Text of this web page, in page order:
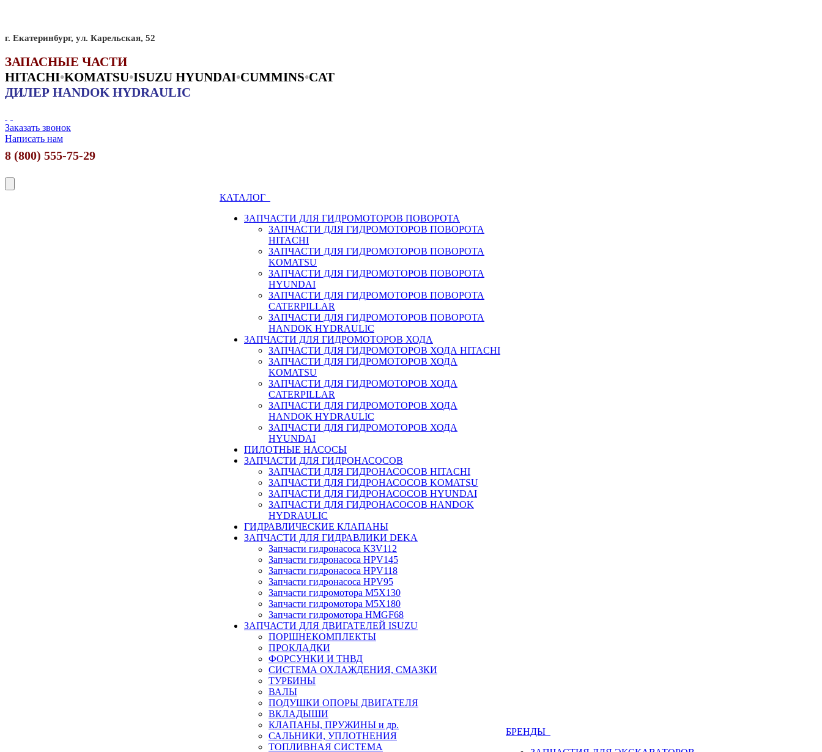
г. Екатеринбург, ул. Карельская, 52
ЗАПАСНЫЕ ЧАСТИ
HITACHI•KOMATSU•ISUZU HYUNDAI•CUMMINS•CAT
ДИЛЕР HANDOK HYDRAULIC
Заказать звонок
Написать нам
8 (800) 555-75-29
КАТАЛОГ
ЗАПЧАСТИ ДЛЯ ГИДРОМОТОРОВ ПОВОРОТА
ЗАПЧАСТИ ДЛЯ ГИДРОМОТОРОВ ПОВОРОТА
HITACHI
ЗАПЧАСТИ ДЛЯ ГИДРОМОТОРОВ ПОВОРОТА
KOMATSU
ЗАПЧАСТИ ДЛЯ ГИДРОМОТОРОВ ПОВОРОТА
HYUNDAI
ЗАПЧАСТИ ДЛЯ ГИДРОМОТОРОВ ПОВОРОТА
CATERPILLAR
ЗАПЧАСТИ ДЛЯ ГИДРОМОТОРОВ ПОВОРОТА
HANDOK HYDRAULIC
ЗАПЧАСТИ ДЛЯ ГИДРОМОТОРОВ ХОДА
ЗАПЧАСТИ ДЛЯ ГИДРОМОТОРОВ ХОДА HITACHI
ЗАПЧАСТИ ДЛЯ ГИДРОМОТОРОВ ХОДА
KOMATSU
ЗАПЧАСТИ ДЛЯ ГИДРОМОТОРОВ ХОДА
CATERPILLAR
ЗАПЧАСТИ ДЛЯ ГИДРОМОТОРОВ ХОДА
HANDOK HYDRAULIC
ЗАПЧАСТИ ДЛЯ ГИДРОМОТОРОВ ХОДА
HYUNDAI
ПИЛОТНЫЕ НАСОСЫ
ЗАПЧАСТИ ДЛЯ ГИДРОНАСОСОВ
ЗАПЧАСТИ ДЛЯ ГИДРОНАСОСОВ HITACHI
ЗАПЧАСТИ ДЛЯ ГИДРОНАСОСОВ KOMATSU
ЗАПЧАСТИ ДЛЯ ГИДРОНАСОСОВ HYUNDAI
ЗАПЧАСТИ ДЛЯ ГИДРОНАСОСОВ HANDOK
HYDRAULIC
ГИДРАВЛИЧЕСКИЕ КЛАПАНЫ
ЗАПЧАСТИ ДЛЯ ГИДРАВЛИКИ DEKA
Запчасти гидронасоса K3V112
Запчасти гидронасоса HPV145
Запчасти гидронасоса HPV118
Запчасти гидронасоса HPV95
Запчасти гидромотора M5X130
Запчасти гидромотора M5X180
Запчасти гидромотора HMGF68
ЗАПЧАСТИ ДЛЯ ДВИГАТЕЛЕЙ ISUZU
ПОРШНЕКОМПЛЕКТЫ
ПРОКЛАДКИ
ФОРСУНКИ И ТНВД
СИСТЕМА ОХЛАЖДЕНИЯ, СМАЗКИ
ТУРБИНЫ
ВАЛЫ
ПОДУШКИ ОПОРЫ ДВИГАТЕЛЯ
ВКЛАДЫШИ
КЛАПАНЫ, ПРУЖИНЫ и др.
САЛЬНИКИ, УПЛОТНЕНИЯ
ТОПЛИВНАЯ СИСТЕМА
БРЕНДЫ